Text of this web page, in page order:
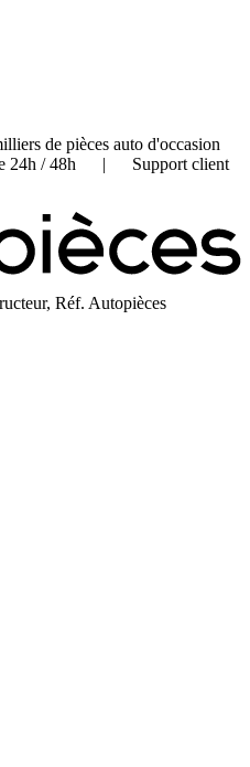
de pièces auto d'occasion
24h / 48h | Support client
Réf. Autopièces